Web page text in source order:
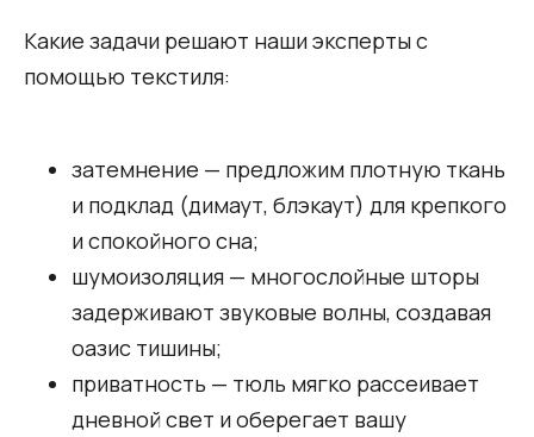
Какие задачи решают наши эксперты с
помощью текстиля:
затемнение — предложим плотную ткань
и подклад (димаут, блэкаут) для крепкого
и спокойного сна;
шумоизоляция — многослойные шторы
задерживают звуковые волны, создавая
оазис тишины;
приватность — тюль мягко рассеивает
дневной свет и оберегает вашу